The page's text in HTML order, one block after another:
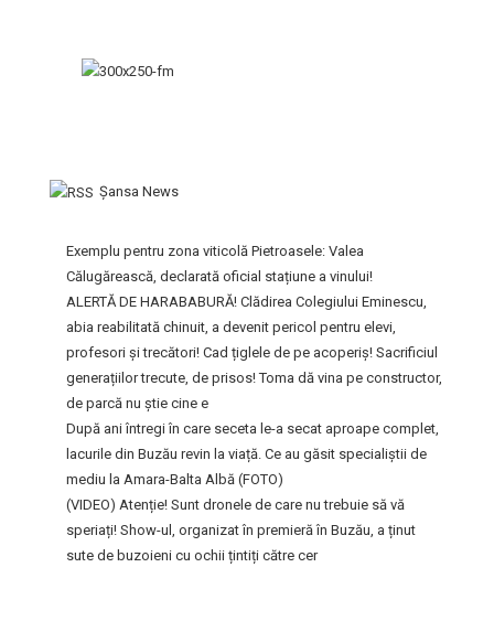
Şansa News
Exemplu pentru zona viticolă Pietroasele: Valea
Călugărească, declarată oficial stațiune a vinului!
ALERTĂ DE HARABABURĂ! Clădirea Colegiului Eminescu,
abia reabilitată chinuit, a devenit pericol pentru elevi,
profesori și trecători! Cad țiglele de pe acoperiș! Sacrificiul
generațiilor trecute, de prisos! Toma dă vina pe constructor,
de parcă nu știe cine e
După ani întregi în care seceta le-a secat aproape complet,
lacurile din Buzău revin la viață. Ce au găsit specialiștii de
mediu la Amara-Balta Albă (FOTO)
(VIDEO) Atenție! Sunt dronele de care nu trebuie să vă
speriați! Show-ul, organizat în premieră în Buzău, a ținut
sute de buzoieni cu ochii țintiți către cer